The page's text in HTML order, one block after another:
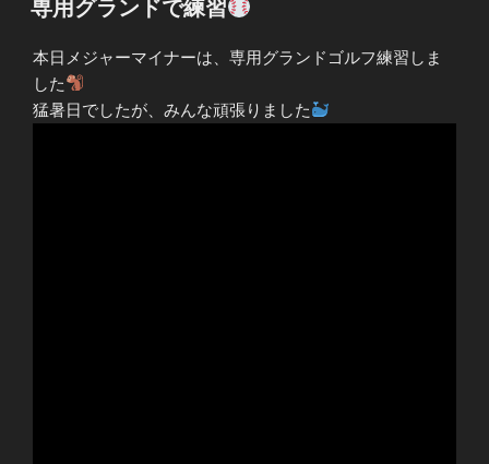
日:
専用グランドで練習
本日メジャーマイナーは、専用グランドゴルフ練習しま
した
猛暑日でしたが、みんな頑張りました